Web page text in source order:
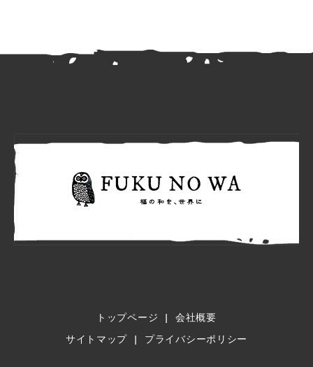
トップページ
会社概要
サイトマップ
プライバシーポリシー